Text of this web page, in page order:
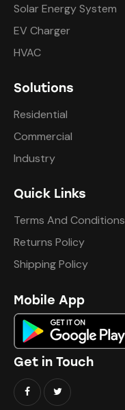
Solar Energy System
EV Charger
HVAC
Solutions
Residential
Commercial
Industry
Quick Links
Terms And Conditions
Returns Policy
Shipping Policy
Mobile App
Get in Touch